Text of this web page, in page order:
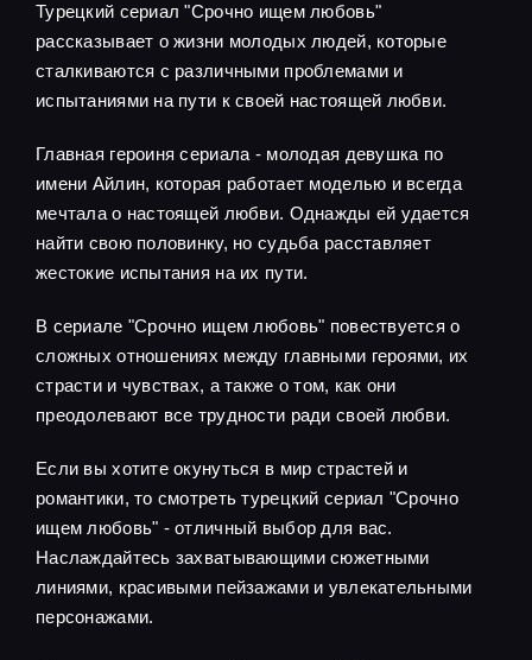
Турецкий сериал "Срочно ищем любовь"
рассказывает о жизни молодых людей, которые
сталкиваются с различными проблемами и
испытаниями на пути к своей настоящей любви.
Главная героиня сериала - молодая девушка по
имени Айлин, которая работает моделью и всегда
мечтала о настоящей любви. Однажды ей удается
найти свою половинку, но судьба расставляет
жестокие испытания на их пути.
В сериале "Срочно ищем любовь" повествуется о
сложных отношениях между главными героями, их
страсти и чувствах, а также о том, как они
преодолевают все трудности ради своей любви.
Если вы хотите окунуться в мир страстей и
романтики, то смотреть турецкий сериал "Срочно
ищем любовь" - отличный выбор для вас.
Наслаждайтесь захватывающими сюжетными
линиями, красивыми пейзажами и увлекательными
персонажами.